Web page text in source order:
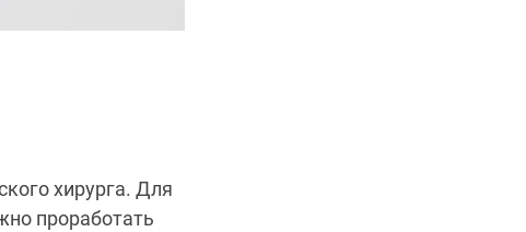
хирурга. Для
проработать